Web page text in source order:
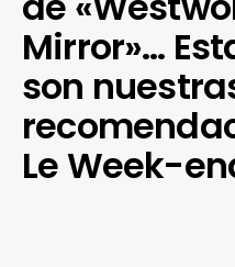
Mirror»…
son
Le Week-